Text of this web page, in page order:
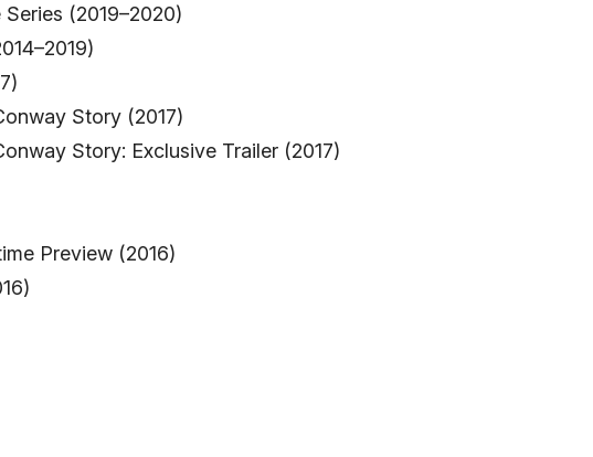
(2019–2020)
Story (2017)
Story: Exclusive Trailer (2017)
Preview (2016)